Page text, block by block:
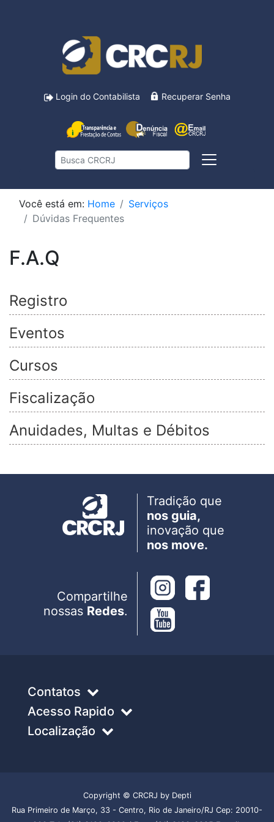
Login do Contabilista Recuperar Senha
Você está em: Home
Serviços
Dúvidas Frequentes
F.A.Q
Registro
Eventos
Cursos
Fiscalização
Anuidades, Multas e Débitos
Tradição que
nos guia,
inovação que
nos move.
Compartilhe
nossas Redes.
Contatos
Acesso Rapido
Localização
Copyright © CRCRJ by Depti
Rua Primeiro de Março, 33 - Centro, Rio de Janeiro/RJ Cep: 20010-